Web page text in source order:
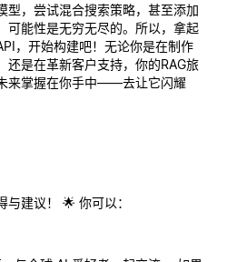
型，尝试混合搜索策略，甚至添加
可能性是无穷无尽的。所以，拿起
，开始构建吧！无论你是在制作
还是在革新客户支持，你的RAG旅
来掌握在你手中——去让它闪耀
建议！ 🌟 你可以：